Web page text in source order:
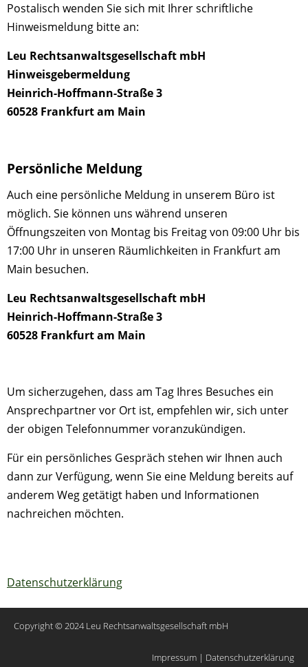
Postalisch wenden Sie sich mit Ihrer schriftliche
Hinweismeldung bitte an:
Leu Rechtsanwaltsgesellschaft mbH
Hinweisgebermeldung
Heinrich-Hoffmann-Straße 3
60528 Frankfurt am Main
Persönliche Meldung
Auch eine persönliche Meldung in unserem Büro ist
möglich. Sie können uns während unseren
Öffnungszeiten von Montag bis Freitag von 09:00 Uhr bis
17:00 Uhr in unseren Räumlichkeiten in Frankfurt am
Main besuchen.
Leu Rechtsanwaltsgesellschaft mbH
Heinrich-Hoffmann-Straße 3
60528 Frankfurt am Main
Um sicherzugehen, dass am Tag Ihres Besuches ein
Ansprechpartner vor Ort ist, empfehlen wir, sich unter
der obigen Telefonnummer voranzukündigen.
Für ein persönliches Gespräch stehen wir Ihnen auch
dann zur Verfügung, wenn Sie eine Meldung bereits auf
anderem Weg getätigt haben und Informationen
nachreichen möchten.
Datenschutzerklärung
Copyright © 2024Leu Rechtsanwaltsgesellschaft mbH
Impressum | Datenschutzerklärung